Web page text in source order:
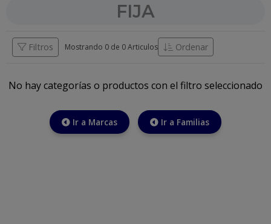
FIJA
Filtros Mostrando 0 de 0 Articulos Ordenar
No hay categorías o productos con el filtro seleccionado
Ir a Marcas Ir a Familias